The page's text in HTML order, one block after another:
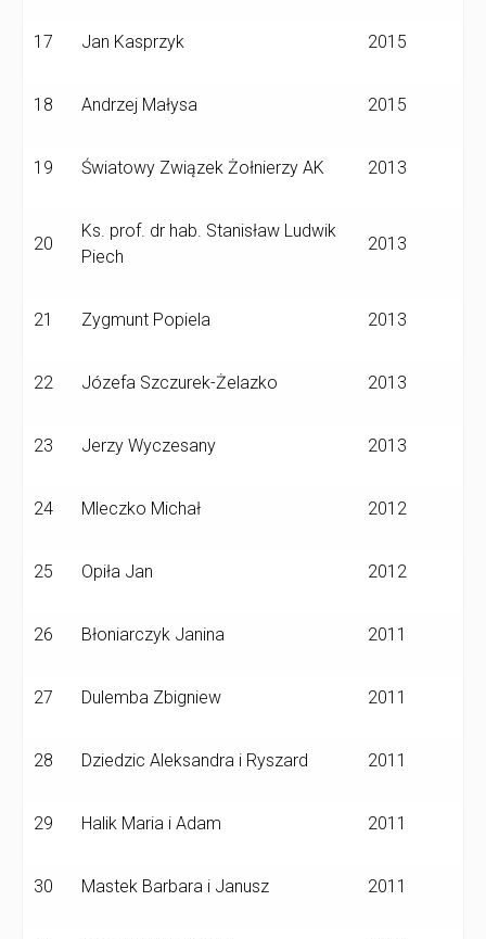
17 Jan Kasprzyk 2015
18 Andrzej Małysa 2015
19 Światowy Związek Żołnierzy AK 2013
20
Ks. prof. dr hab. Stanisław Ludwik
Piech
2013
21 Zygmunt Popiela 2013
22 Józefa Szczurek-Żelazko 2013
23 Jerzy Wyczesany 2013
24 Mleczko Michał 2012
25 Opiła Jan 2012
26 Błoniarczyk Janina 2011
27 Dulemba Zbigniew 2011
28 Dziedzic Aleksandra i Ryszard 2011
29 Halik Maria i Adam 2011
30 Mastek Barbara i Janusz 2011